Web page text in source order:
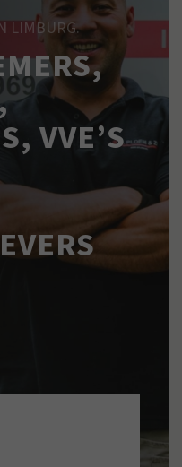
LIMBURG.
VVE’S